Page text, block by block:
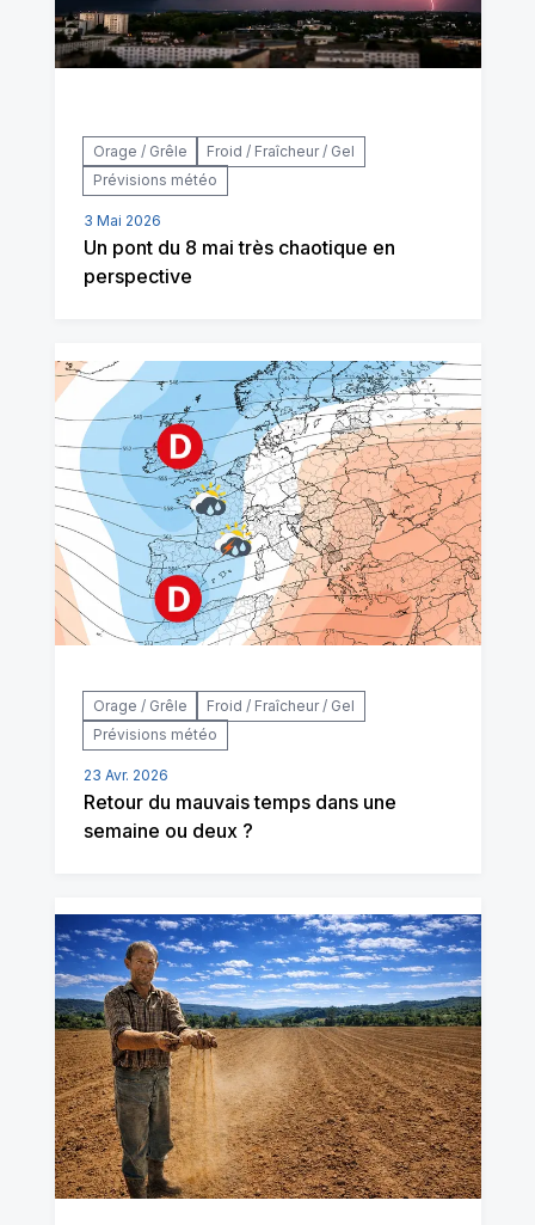
Orage / Grêle
Froid / Fraîcheur / Gel
Prévisions météo
3 Mai 2026
Un pont du 8 mai très chaotique en
perspective
Orage / Grêle
Froid / Fraîcheur / Gel
Prévisions météo
23 Avr. 2026
Retour du mauvais temps dans une
semaine ou deux ?